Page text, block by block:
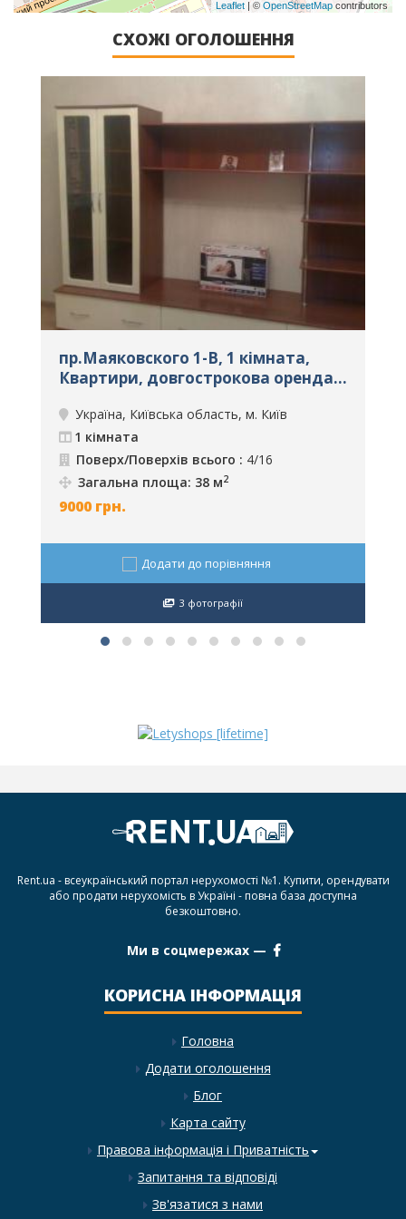
Leaflet | © OpenStreetMap contributors
СХОЖІ ОГОЛОШЕННЯ
пр.Маяковского 1-В, 1 кімната,
Квартири, довгострокова оренда,
Україна, Київська область, м. Київ
1 кімната
Поверх/Поверхів всього : 4/16
Загальна площа: 38 м2
9000 грн.
Додати до порівняння
3 фотографії
Rent.ua - всеукраїнський портал нерухомості №1. Купити, орендувати
або продати нерухомість в Україні - повна база доступна
безкоштовно.
Ми в соцмережах —
КОРИСНА ІНФОРМАЦІЯ
Головна
Додати оголошення
Блог
Карта сайту
Правова інформація і Приватність
Запитання та відповіді
Зв'язатися з нами